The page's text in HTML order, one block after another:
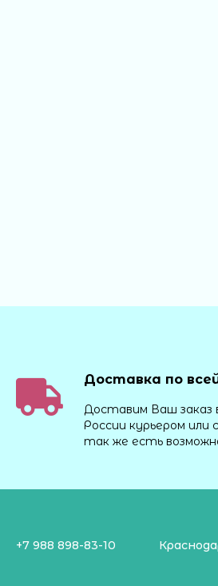
Доставка по
Доставим Ваш заказ
России курьером или
так же есть
+7 988 898-83-10